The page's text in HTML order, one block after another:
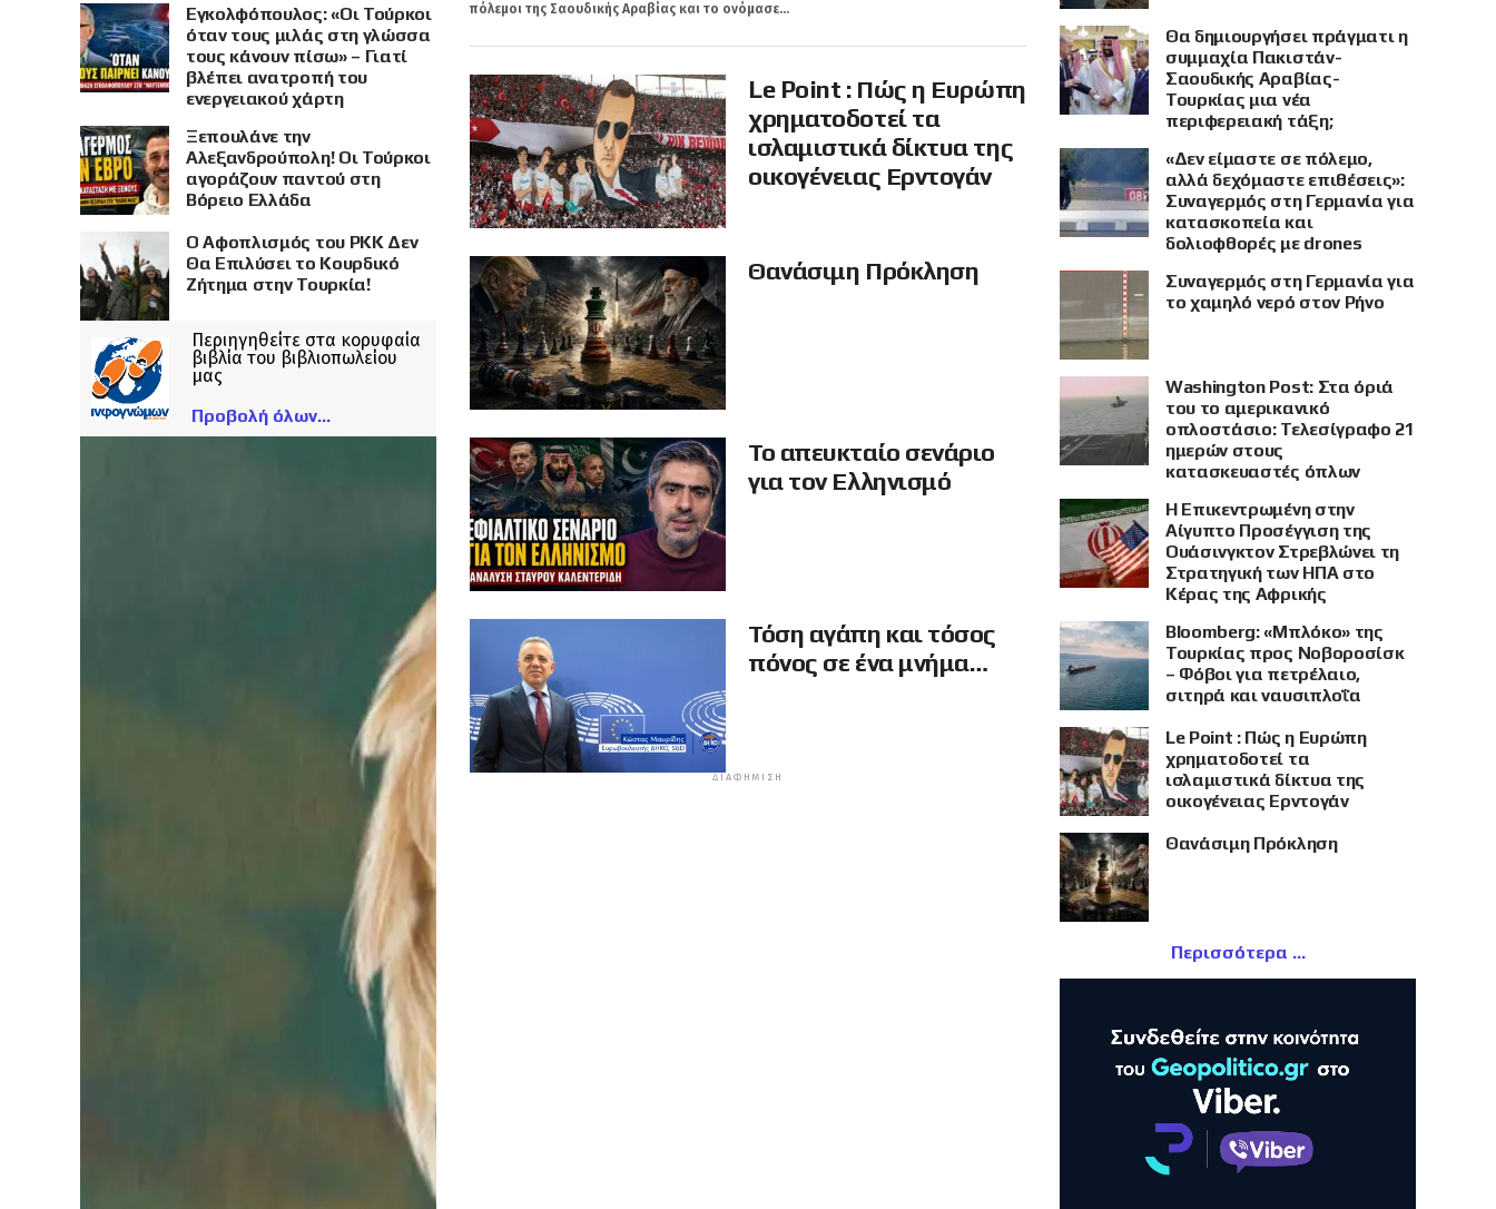
πόλεμοι της Σαουδικής Αραβίας και το ονόμασε...
Le Point : Πώς η Ευρώπη
χρηματοδοτεί τα
ισλαμιστικά δίκτυα της
οικογένειας Ερντογάν
Θανάσιμη Πρόκληση
Το απευκταίο σενάριο
για τον Ελληνισμό
Τόση αγάπη και τόσος
πόνος σε ένα μνήμα…
ΔΙΑΦΉΜΙΣΗ
Εγκολφόπουλος: «Οι Τούρκοι
όταν τους μιλάς στη γλώσσα
τους κάνουν πίσω» – Γιατί
βλέπει ανατροπή του
ενεργειακού χάρτη
Ξεπουλάνε την
Αλεξανδρούπολη! Οι Τούρκοι
αγοράζουν παντού στη
Βόρειο Ελλάδα
Ο Αφοπλισμός του PKK Δεν
Θα Επιλύσει το Κουρδικό
Ζήτημα στην Τουρκία!
Περιηγηθείτε στα κορυφαία
βιβλία του βιβλιοπωλείου
μας
Προβολή όλων
Θα δημιουργήσει πράγματι η
συμμαχία Πακιστάν-
Σαουδικής Αραβίας-
Τουρκίας μια νέα
περιφερειακή τάξη;
«Δεν είμαστε σε πόλεμο,
αλλά δεχόμαστε επιθέσεις»:
Συναγερμός στη Γερμανία για
κατασκοπεία και
δολιοφθορές με drones
Συναγερμός στη Γερμανία για
το χαμηλό νερό στον Ρήνο
Washington Post: Στα όριά
του το αμερικανικό
οπλοστάσιο: Τελεσίγραφο 21
ημερών στους
κατασκευαστές όπλων
Η Επικεντρωμένη στην
Αίγυπτο Προσέγγιση της
Ουάσινγκτον Στρεβλώνει τη
Στρατηγική των ΗΠΑ στο
Κέρας της Αφρικής
Bloomberg: «Μπλόκο» της
Τουρκίας προς Νοβοροσίσκ
– Φόβοι για πετρέλαιο,
σιτηρά και ναυσιπλοΐα
Le Point : Πώς η Ευρώπη
χρηματοδοτεί τα
ισλαμιστικά δίκτυα της
οικογένειας Ερντογάν
Θανάσιμη Πρόκληση
Περισσότερα